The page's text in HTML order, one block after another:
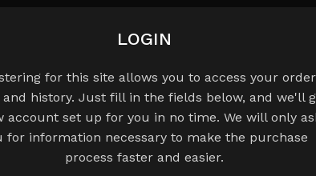
LOGIN
for this site allows you to access your order
history. Just fill in the fields below, and we'll
account set up for you in no time. We will only
for information necessary to make the purchase
process faster and easier.